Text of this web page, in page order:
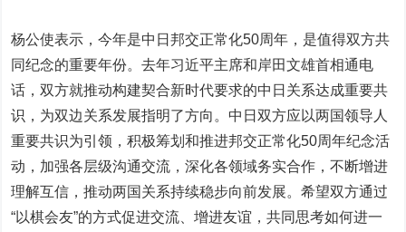
杨公使表示，今年是中日邦交正常化50周年，是值得双方共
同纪念的重要年份。去年习近平主席和岸田文雄首相通电
话，双方就推动构建契合新时代要求的中日关系达成重要共
识，为双边关系发展指明了方向。中日双方应以两国领导人
重要共识为引领，积极筹划和推进邦交正常化50周年纪念活
动，加强各层级沟通交流，深化各领域务实合作，不断增进
理解互信，推动两国关系持续稳步向前发展。希望双方通过
“以棋会友”的方式促进交流、增进友谊，共同思考如何进一